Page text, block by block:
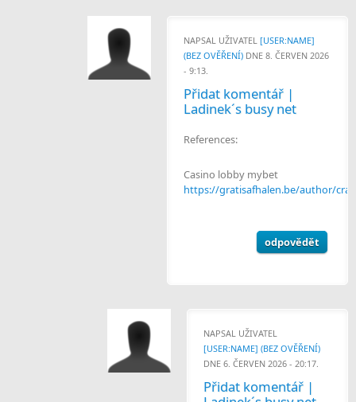
NAPSAL UŽIVATEL [USER:NAME]
(BEZ OVĚŘENÍ) DNE 8. ČERVEN 2026
- 9:13.
Přidat komentář |
Ladinek´s busy net
References:
Casino lobby mybet
https://gratisafhalen.be/author/
odpovědět
NAPSAL UŽIVATEL
[USER:NAME] (BEZ OVĚŘENÍ)
DNE 6. ČERVEN 2026 - 20:17.
Přidat komentář |